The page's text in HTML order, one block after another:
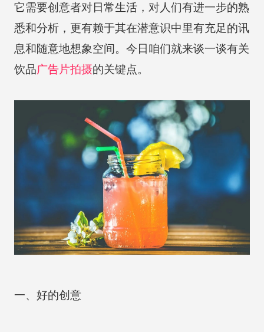
它需要创意者对日常生活，对人们有进一步的熟
悉和分析，更有赖于其在潜意识中里有充足的讯
息和随意地想象空间。今日咱们就来谈一谈有关
饮品广告片拍摄的关键点。
一、好的创意